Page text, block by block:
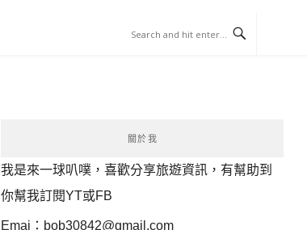
關於我
我是來一球叭噗，喜歡分享旅遊資訊，有幫助到
你幫我訂閱YT或FB
Emai： bob30842@gmail.com